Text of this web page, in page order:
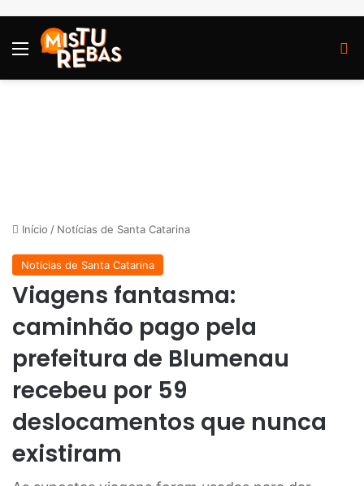
Menu
Início / Notícias de Santa Catarina
Notícias de Santa Catarina
Viagens fantasma:
caminhão pago pela
prefeitura de Blumenau
recebeu por 59
deslocamentos que nunca
existiram